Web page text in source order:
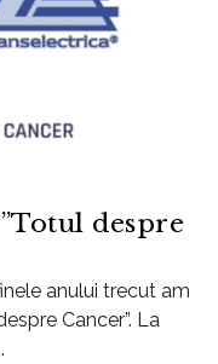
despre
anului trecut am
Cancer”. La